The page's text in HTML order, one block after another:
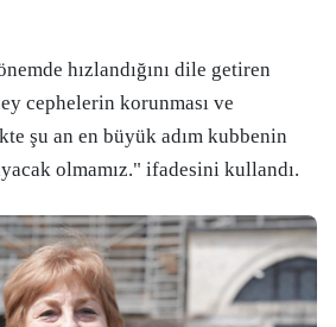
hızlandığını dile getiren
cephelerin korunması ve
şu an en büyük adım kubbenin
olmamız." ifadesini kullandı.